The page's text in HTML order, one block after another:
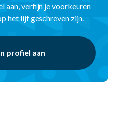
aan, verfijn je voorkeuren
het lijf geschreven zijn.
profiel aan